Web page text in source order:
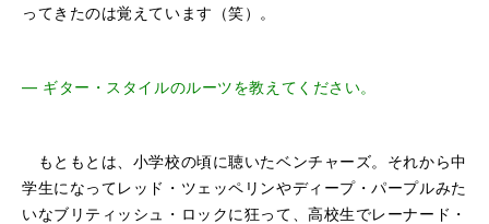
ってきたのは覚えています（笑）。
― ギター・スタイルのルーツを教えてください。
もともとは、小学校の頃に聴いたベンチャーズ。それから中
学生になってレッド・ツェッペリンやディープ・パープルみた
いなブリティッシュ・ロックに狂って、高校生でレーナード・